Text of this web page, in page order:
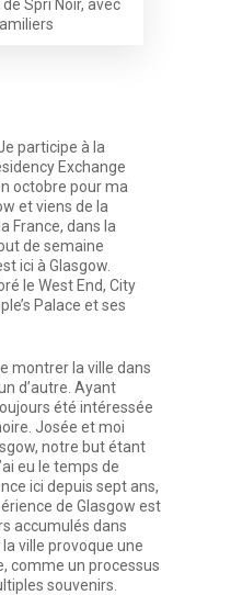
Spri Noir, avec
participe à la
Exchange
octobre pour ma
et viens de la
France, dans la
de semaine
ici à Glasgow.
le West End, City
Palace et ses
montrer la ville dans
d’autre. Ayant
été intéressée
Josée et moi
notre but étant
eu le temps de
ici depuis sept ans,
de Glasgow est
accumulés dans
ville provoque une
comme un processus
souvenirs.